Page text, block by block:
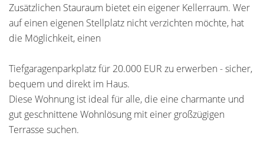
Zusätzlichen Stauraum bietet ein eigener Kellerraum. Wer
auf einen eigenen Stellplatz nicht verzichten möchte, hat
die Möglichkeit, einen
Tiefgaragenparkplatz für 20.000 EUR zu erwerben - sicher,
bequem und direkt im Haus.
Diese Wohnung ist ideal für alle, die eine charmante und
gut geschnittene Wohnlösung mit einer großzügigen
Terrasse suchen.